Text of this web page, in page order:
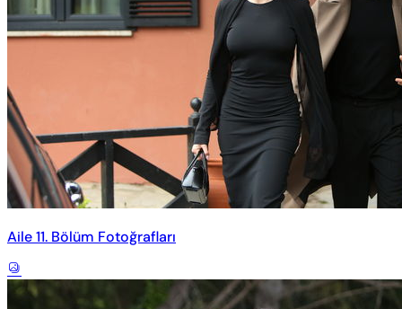
Aile 11. Bölüm Fotoğrafları